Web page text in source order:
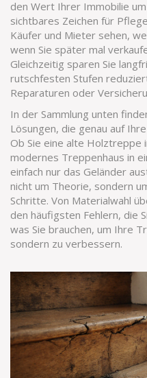
den Wert Ihrer Immobilie
sichtbares Zeichen für
Käufer und Mieter sehen,
wenn Sie später mal
Gleichzeitig sparen Sie
rutschfesten Stufen
Reparaturen oder
In der Sammlung unten
Lösungen, die genau auf
Ob Sie eine alte Holztreppe
modernes Treppenhaus in
einfach nur das Geländer
nicht um Theorie, sondern
Schritte. Von Materialwahl
den häufigsten Fehlern, die
was Sie brauchen, um Ihre
sondern zu verbessern.